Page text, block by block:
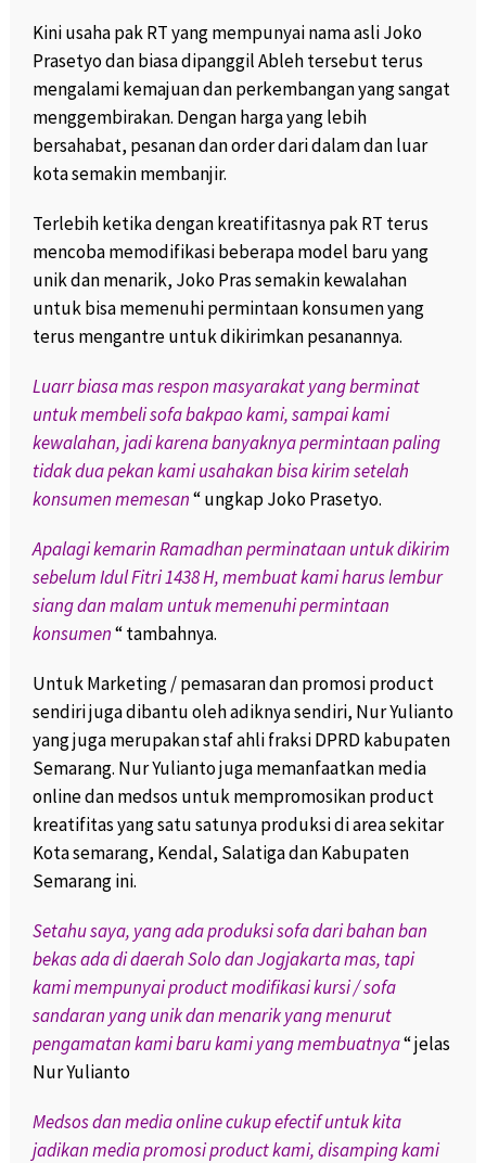
Kini usaha pak RT yang mempunyai nama asli Joko
Prasetyo dan biasa dipanggil Ableh tersebut terus
mengalami kemajuan dan perkembangan yang sangat
menggembirakan. Dengan harga yang lebih
bersahabat, pesanan dan order dari dalam dan luar
kota semakin membanjir.
Terlebih ketika dengan kreatifitasnya pak RT terus
mencoba memodifikasi beberapa model baru yang
unik dan menarik, Joko Pras semakin kewalahan
untuk bisa memenuhi permintaan konsumen yang
terus mengantre untuk dikirimkan pesanannya.
Luarr biasa mas respon masyarakat yang berminat
untuk membeli sofa bakpao kami, sampai kami
kewalahan, jadi karena banyaknya permintaan paling
tidak dua pekan kami usahakan bisa kirim setelah
konsumen memesan“ ungkap Joko Prasetyo.
Apalagi kemarin Ramadhan perminataan untuk dikirim
sebelum Idul Fitri 1438 H, membuat kami harus lembur
siang dan malam untuk memenuhi permintaan
konsumen“ tambahnya.
Untuk Marketing / pemasaran dan promosi product
sendiri juga dibantu oleh adiknya sendiri, Nur Yulianto
yang juga merupakan staf ahli fraksi DPRD kabupaten
Semarang. Nur Yulianto juga memanfaatkan media
online dan medsos untuk mempromosikan product
kreatifitas yang satu satunya produksi di area sekitar
Kota semarang, Kendal, Salatiga dan Kabupaten
Semarang ini.
Setahu saya, yang ada produksi sofa dari bahan ban
bekas ada di daerah Solo dan Jogjakarta mas, tapi
kami mempunyai product modifikasi kursi / sofa
sandaran yang unik dan menarik yang menurut
pengamatan kami baru kami yang membuatnya“ jelas
Nur Yulianto
Medsos dan media online cukup efectif untuk kita
jadikan media promosi product kami, disamping kami